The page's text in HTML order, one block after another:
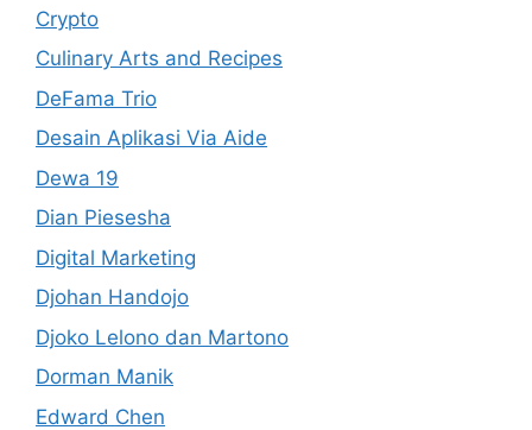
Crypto
Culinary Arts and Recipes
DeFama Trio
Desain Aplikasi Via Aide
Dewa 19
Dian Piesesha
Digital Marketing
Djohan Handojo
Djoko Lelono dan Martono
Dorman Manik
Edward Chen